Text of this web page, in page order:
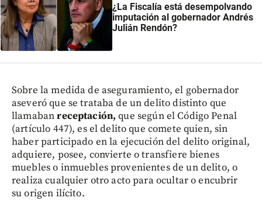
¿La Fiscalía está desempolvando
imputación al gobernador Andrés
Julián Rendón?
Sobre la medida de aseguramiento, el gobernador
aseveró que se trataba de un delito distinto que
llamabanreceptación,que según el Código Penal
(artículo 447), es el delito que comete quien, sin
haber participado en la ejecución del delito original,
adquiere, posee, convierte o transfiere bienes
muebles o inmuebles provenientes de un delito, o
realiza cualquier otro acto para ocultar o encubrir
su origen ilícito.